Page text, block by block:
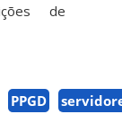
de
PPGD